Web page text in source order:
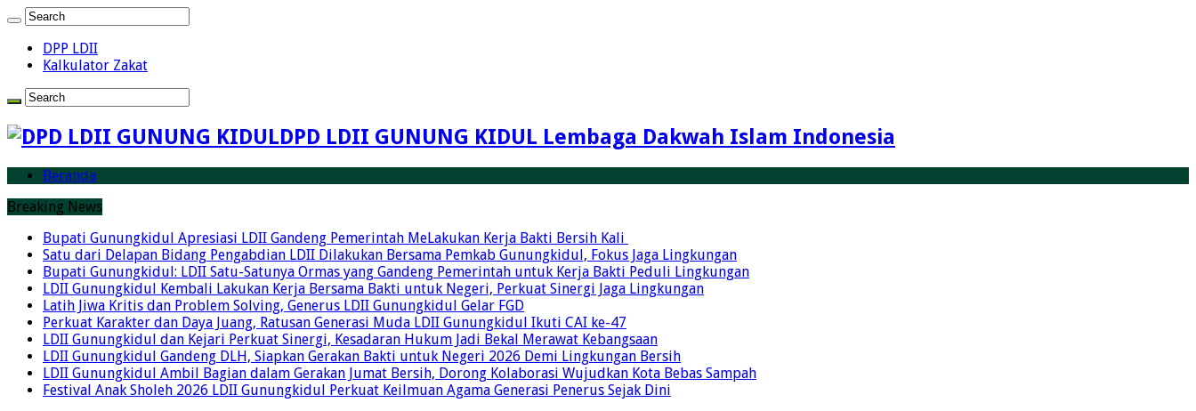
DPP LDII
Kalkulator Zakat
DPD LDII GUNUNG KIDUL Lembaga Dakwah Islam Indonesia
Beranda
Breaking News
Bupati Gunungkidul Apresiasi LDII Gandeng Pemerintah MeLakukan Kerja Bakti Bersih Kali ‎
Satu dari Delapan Bidang Pengabdian LDII Dilakukan Bersama Pemkab Gunungkidul, Fokus Jaga Lingkungan
Bupati Gunungkidul: LDII Satu-Satunya Ormas yang Gandeng Pemerintah untuk Kerja Bakti Peduli Lingkungan
LDII Gunungkidul Kembali Lakukan Kerja Bersama Bakti untuk Negeri, Perkuat Sinergi Jaga Lingkungan
Latih Jiwa Kritis dan Problem Solving, Generus LDII Gunungkidul Gelar FGD
Perkuat Karakter dan Daya Juang, Ratusan Generasi Muda LDII Gunungkidul Ikuti CAI ke-47
LDII Gunungkidul dan Kejari Perkuat Sinergi, Kesadaran Hukum Jadi Bekal Merawat Kebangsaan
LDII Gunungkidul Gandeng DLH, Siapkan Gerakan Bakti untuk Negeri 2026 Demi Lingkungan Bersih
LDII Gunungkidul Ambil Bagian dalam Gerakan Jumat Bersih, Dorong Kolaborasi Wujudkan Kota Bebas Sampah
Festival Anak Sholeh 2026 LDII Gunungkidul Perkuat Keilmuan Agama Generasi Penerus Sejak Dini